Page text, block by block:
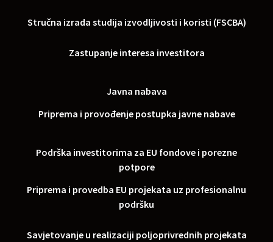
Stručna izrada studija izvodljivosti i koristi (FSCBA)
Zastupanje interesa investitora
Javna nabava
Priprema i provođenje postupka javne nabave
Podrška investitorima za EU fondove i porezne
potpore
Priprema i provedba EU projekata uz profesionalnu
podršku
Savjetovanje u realizaciji poljoprivrednih projekata